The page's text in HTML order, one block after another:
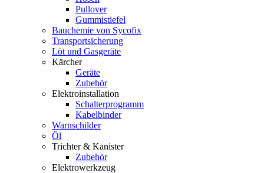
Pullover
Gummistiefel
Bauchemie von Sycofix
Transportsicherung
Löt und Gasgeräte
Kärcher
Geräte
Zubehör
Elektroinstallation
Schalterprogramm
Kabelbinder
Warnschilder
Öl
Trichter & Kanister
Zubehör
Elektrowerkzeug